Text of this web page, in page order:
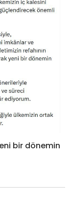
bir dönemin